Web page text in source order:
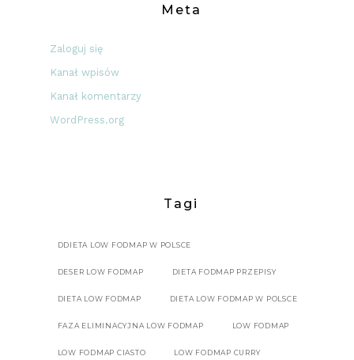
Meta
Zaloguj się
Kanał wpisów
Kanał komentarzy
WordPress.org
Tagi
DDIETA LOW FODMAP W POLSCE
DESER LOW FODMAP DIETA FODMAP PRZEPISY
DIETA LOW FODMAP DIETA LOW FODMAP W POLSCE
FAZA ELIMINACYJNA LOW FODMAP LOW FODMAP
LOW FODMAP CIASTO LOW FODMAP CURRY